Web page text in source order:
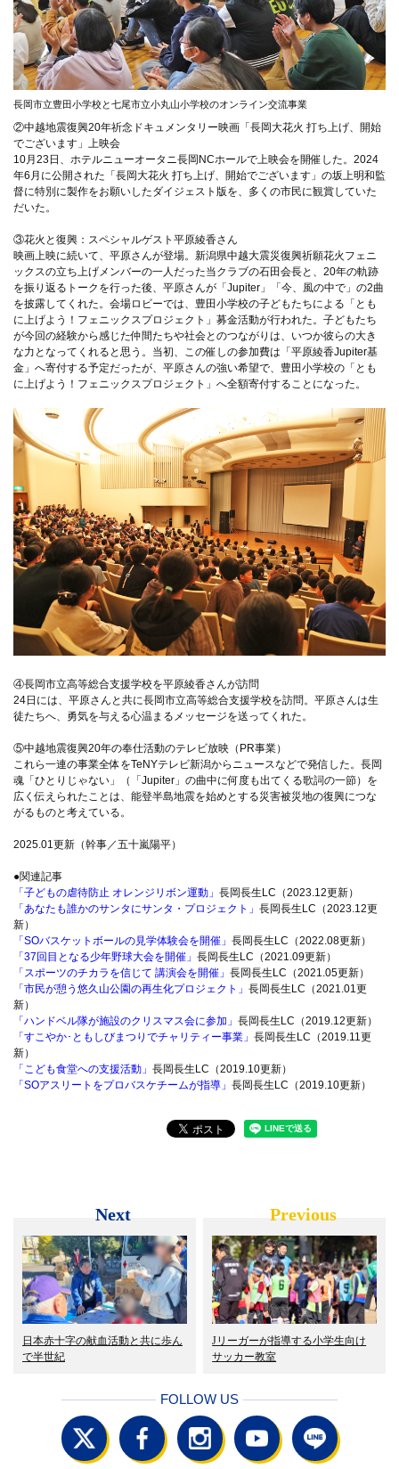
長岡市立豊田小学校と七尾市立小丸山小学校のオンライン交流事業
②中越地震復興20年祈念ドキュメンタリー映画「長岡大花火 打ち上げ、開始
でございます」上映会
10月23日、ホテルニューオータニ長岡NCホールで上映会を開催した。2024
年6月に公開された「長岡大花火 打ち上げ、開始でございます」の坂上明和監
督に特別に製作をお願いしたダイジェスト版を、多くの市民に観賞していた
だいた。
③花火と復興：スペシャルゲスト平原綾香さん
映画上映に続いて、平原さんが登場。新潟県中越大震災復興祈願花火フェニ
ックスの立ち上げメンバーの一人だった当クラブの石田会長と、20年の軌跡
を振り返るトークを行った後、平原さんが「Jupiter」「今、風の中で」の2曲
を披露してくれた。会場ロビーでは、豊田小学校の子どもたちによる「とも
に上げよう！フェニックスプロジェクト」募金活動が行われた。子どもたち
が今回の経験から感じた仲間たちや社会とのつながりは、いつか彼らの大き
な力となってくれると思う。当初、この催しの参加費は「平原綾香Jupiter基
金」へ寄付する予定だったが、平原さんの強い希望で、豊田小学校の「とも
に上げよう！フェニックスプロジェクト」へ全額寄付することになった。
④長岡市立高等総合支援学校を平原綾香さんが訪問
24日には、平原さんと共に長岡市立高等総合支援学校を訪問。平原さんは生
徒たちへ、勇気を与える心温まるメッセージを送ってくれた。
⑤中越地震復興20年の奉仕活動のテレビ放映（PR事業）
これら一連の事業全体をTeNYテレビ新潟からニュースなどで発信した。長岡
魂「ひとりじゃない」（「Jupiter」の曲中に何度も出てくる歌詞の一節）を
広く伝えられたことは、能登半島地震を始めとする災害被災地の復興につな
がるものと考えている。
2025.01更新（幹事／五十嵐陽平）
●関連記事
「子どもの虐待防止 オレンジリボン運動」 長岡長生LC（2023.12更新）
「あなたも誰かのサンタにサンタ・プロジェクト」 長岡長生LC（2023.12更
新）
「SOバスケットボールの見学体験会を開催」 長岡長生LC（2022.08更新）
「37回目となる少年野球大会を開催」 長岡長生LC（2021.09更新）
「スポーツのチカラを信じて 講演会を開催」 長岡長生LC（2021.05更新）
「市民が憩う悠久山公園の再生化プロジェクト」 長岡長生LC（2021.01更
新）
「ハンドベル隊が施設のクリスマス会に参加」 長岡長生LC（2019.12更新）
「すこやか･ともしびまつりでチャリティー事業」 長岡長生LC（2019.11更
新）
「こども食堂への支援活動」 長岡長生LC（2019.10更新）
「SOアスリートをプロバスケチームが指導」 長岡長生LC（2019.10更新）
Next
日本赤十字の献血活動と共に歩ん
で半世紀
Previous
Jリーガーが指導する小学生向け
サッカー教室
FOLLOW US